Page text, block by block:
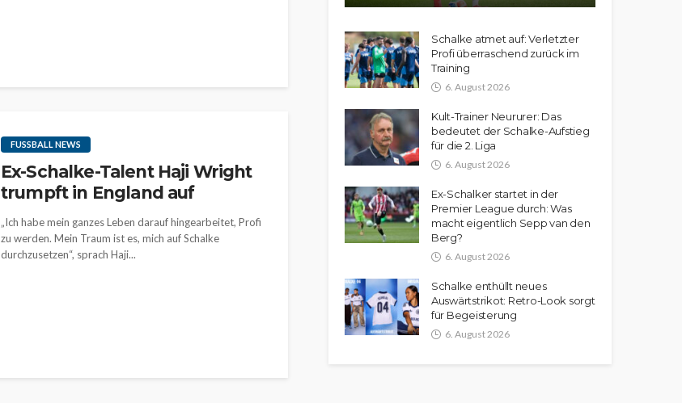
FUSSBALL NEWS
Ex-Schalke-Talent Haji Wright
trumpft in England auf
„Ich habe mein ganzes Leben darauf hingearbeitet, Profi
zu werden. Mein Traum ist es, mich auf Schalke
durchzusetzen“, sprach Haji...
Schalke atmet auf: Verletzter
Profi überraschend zurück im
Training
6. August 2026
Kult-Trainer Neururer: Das
bedeutet der Schalke-Aufstieg
für die 2. Liga
6. August 2026
Ex-Schalker startet in der
Premier League durch: Was
macht eigentlich Sepp van den
Berg?
6. August 2026
Schalke enthüllt neues
Auswärtstrikot: Retro-Look sorgt
für Begeisterung
6. August 2026